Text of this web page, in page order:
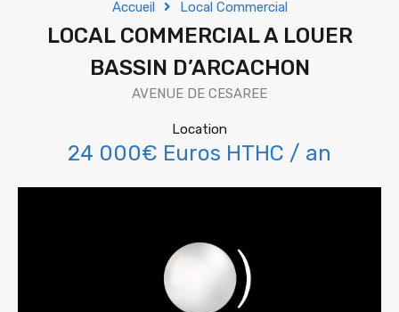
Accueil Local Commercial
LOCAL COMMERCIAL A LOUER
BASSIN D’ARCACHON
AVENUE DE CESAREE
Location
24 000€ Euros HTHC / an